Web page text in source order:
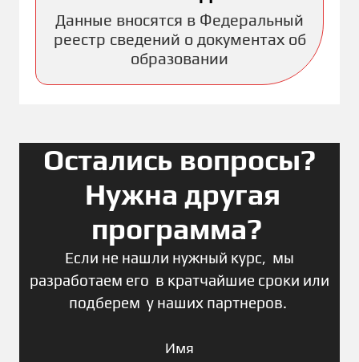
Данные вносятся в Федеральный
реестр сведений о документах об
образовании
Остались вопросы?
Нужна другая
программа?
Если не нашли нужный курс, мы
разработаем его в кратчайшие сроки или
подберем у наших партнеров.
Имя